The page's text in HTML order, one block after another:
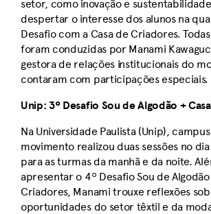
setor, como inovação e
despertar o interesse dos alunos na
Desafio com a Casa de Criadores.
foram conduzidas por Manami
gestora de relações institucionais do
contaram com participações especiais.
Unip: 3º Desafio Sou de Algodão +
Na Universidade Paulista (Unip),
movimento realizou duas sessões no
para as turmas da manhã e da noite.
apresentar o 4º Desafio Sou de
Criadores, Manami trouxe reflexões
oportunidades do setor têxtil e da